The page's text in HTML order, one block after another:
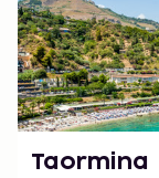
Taormina